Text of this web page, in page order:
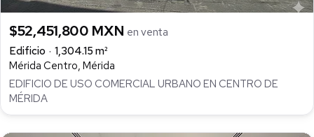
$52,451,800 MXN en venta
Edificio
1,304.15 m²
Mérida Centro, Mérida
EDIFICIO DE USO COMERCIAL URBANO EN CENTRO DE
MÉRIDA